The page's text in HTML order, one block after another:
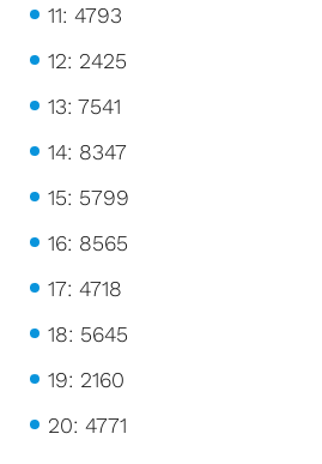
11: 4793
12: 2425
13: 7541
14: 8347
15: 5799
16: 8565
17: 4718
18: 5645
19: 2160
20: 4771